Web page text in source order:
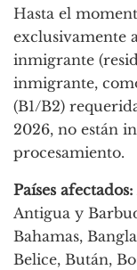
Hasta el
exclusivamente
inmigrante
inmigrante,
(B1/B2)
2026, no están
procesamiento.
Países afectados:
Antigua y
Bahamas,
Belice, Bután,